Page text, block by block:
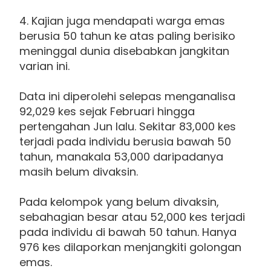
4. Kajian juga mendapati warga emas
berusia 50 tahun ke atas paling berisiko
meninggal dunia disebabkan jangkitan
varian ini.
Data ini diperolehi selepas menganalisa
92,029 kes sejak Februari hingga
pertengahan Jun lalu. Sekitar 83,000 kes
terjadi pada individu berusia bawah 50
tahun, manakala 53,000 daripadanya
masih belum divaksin.
Pada kelompok yang belum divaksin,
sebahagian besar atau 52,000 kes terjadi
pada individu di bawah 50 tahun. Hanya
976 kes dilaporkan menjangkiti golongan
emas.